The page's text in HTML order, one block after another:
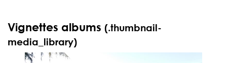
Vignettes albums (.thumbnail-
media_library)